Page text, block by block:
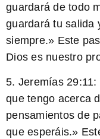
guardará de todo
guardará tu salida
siempre.» Este
Dios es nuestro
5. Jeremías 29:11:
que tengo acerca
pensamientos de
que esperáis.»